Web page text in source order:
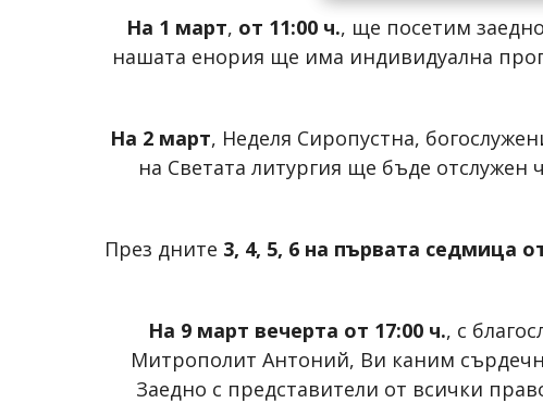
На 1 март, от 11:00 ч., ще посетим
нашата енория ще има индивидуална
На 2 март, Неделя Сиропустна,
на Светата литургия ще бъде
През дните 3, 4, 5, 6 на първата седмица
На 9 март вечерта от 17:00 ч., с
Митрополит Антоний, Ви каним
Заедно с представители от всички